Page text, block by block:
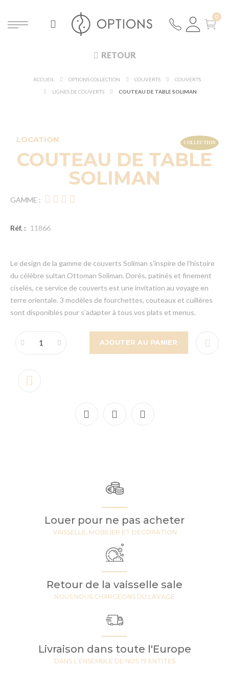
RETOUR
ACCUEIL OPTIONS COLLECTION COUVERTS
COUVERTS
LIGNES DE COUVERTS
COUTEAU DE TABLE SOLIMAN
LOCATION
COUTEAU DE TABLE
SOLIMAN
GAMME :
Réf. : 11866
Le design de la gamme de couverts Soliman s’inspire de l’histoire
du célèbre sultan Ottoman Soliman. Dorés, patinés et finement
ciselés, ce service de couverts est une invitation au voyage en
terre orientale. 3 modèles de fourchettes, couteaux et cuillères
sont disponibles pour s’adapter à tous vos plats et menus.
AJOUTER AU PANIER
Louer pour ne pas acheter
VAISSELLE, MOBILIER ET DECORATION
Retour de la vaisselle sale
NOUS NOUS CHARGEONS DU LAVAGE
Livraison dans toute l'Europe
DANS L'ENSEMBLE DE NOS 19 ENTITES